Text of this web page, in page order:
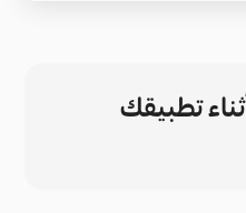
تطبيقك